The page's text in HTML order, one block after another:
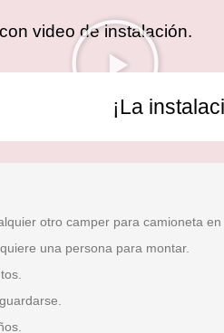
video de instalación.
¡La
otro camper para camioneta en
una persona para montar.